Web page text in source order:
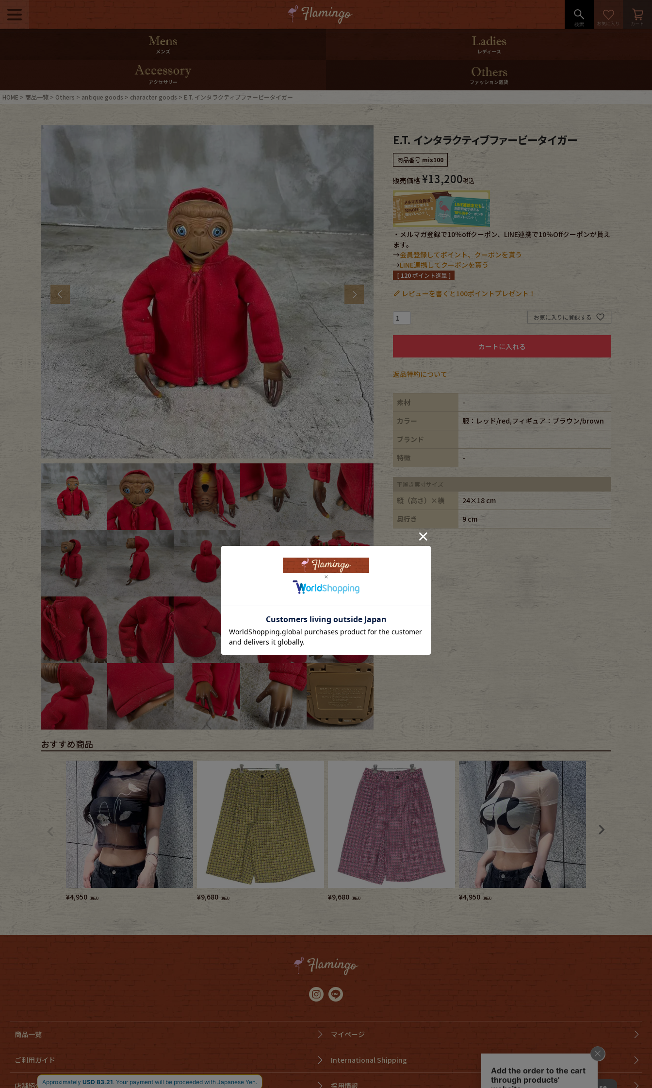
500pt＆10％Offクーポンプレゼント
ログイン・会員登録 LINE ID連携
店舗紹介
ブランドから探す スタッフコーディネート
年代から探す 古着卸DOCK
メンズ商品カテゴリーから探す
Tops Outer
Bottoms Fafatt
レディース商品カテゴリーから探す
Tops Bottoms
Outer One Piece
Fafatt Kidswear
小物・アクセサリーから探す
Eye Wear Cap
Bag Stall・Scarf
Accessory Shoes
Belt antique goods
Keyring vintage bicycle
FAFATT
メンズ レディース
アクセサリー ファッション雑貨
HOME 商品一覧 Others antique goods character goods E.T. インタラクティブファービータイガー
Previous Next
E.T. インタラクティブファービータイガー
商品番号 mis100
販売価格 ¥13,200税込
・メルマガ登録で10％offクーポン、LINE連携で10％Offクーポンが貰え
ます。
→会員登録してポイント、クーポンを貰う
→LINE連携してクーポンを貰う
[ 120ポイント進呈 ]
レビューを書くと100ポイントプレゼント！
お気に入りに登録する
カートに入れる
返品特約について
素材
-
カラー
服：レッド/red,フィギュア：ブラウン/brown
ブランド
特徴
-
平置き実寸サイズ
縦（高さ）×横
24×18 cm
奥行き
9 cm
おすすめ商品
¥4,950 （税込） ¥9,680 （税込） ¥9,680 （税込） ¥4,950 （税込）
商品一覧 マイページ
ご利用ガイド International Shipping
店舗紹介 採用情報